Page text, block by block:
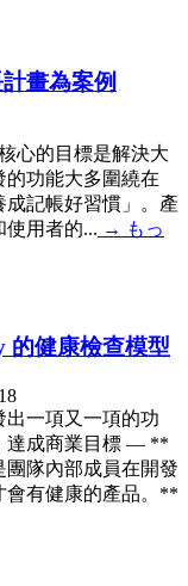
畫為案例
心的目標是解決大
功能大多圍繞在
成記帳好習慣」。產
用者的... → もっ
的健康檢查模型
一項又一項的功
達成商業目標 — **
隊內部成員在開發
會有健康的產品。**